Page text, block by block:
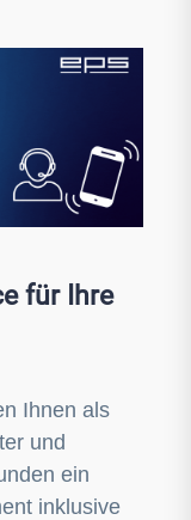
für Ihre
Ihnen als
und
ein
inklusive